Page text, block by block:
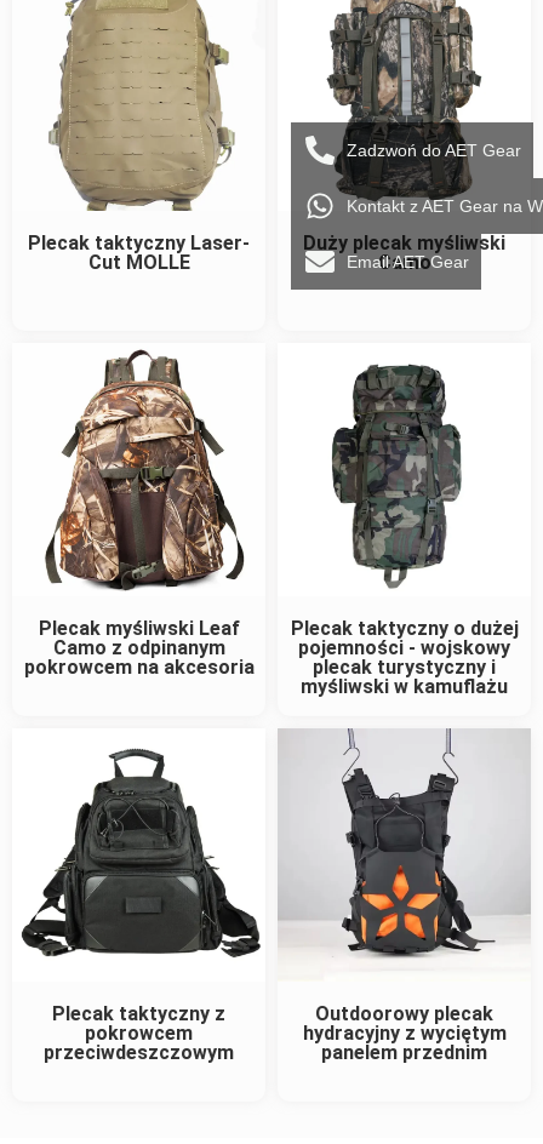
Plecak taktyczny Laser-
Cut MOLLE
Duży plecak myśliwski
Camo
Plecak myśliwski Leaf
Camo z odpinanym
pokrowcem na akcesoria
Plecak taktyczny o dużej
pojemności - wojskowy
plecak turystyczny i
myśliwski w kamuflażu
Plecak taktyczny z
pokrowcem
przeciwdeszczowym
Outdoorowy plecak
hydracyjny z wyciętym
panelem przednim
Zadzwoń do AET Gear
Kontakt z AET Gear na
Email AET Gear